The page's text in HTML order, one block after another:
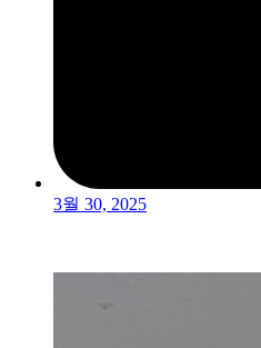
3월 30, 2025